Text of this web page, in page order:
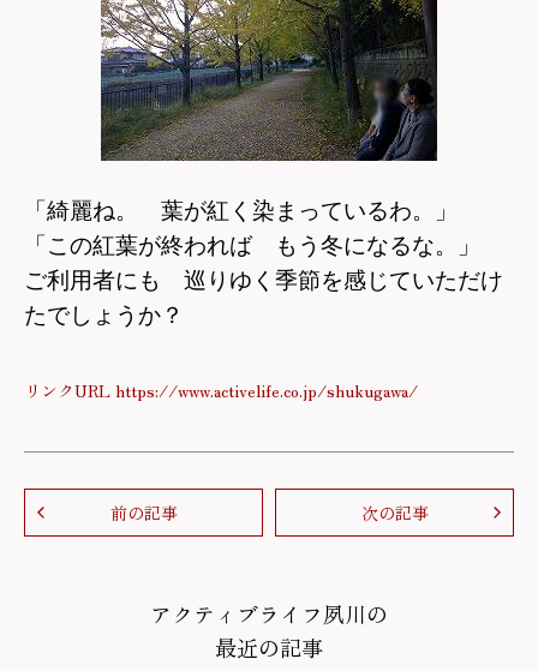
「綺麗ね。 葉が紅く染まっているわ。」
「この紅葉が終われば もう冬になるな。」
ご利用者にも 巡りゆく季節を感じていただけ
たでしょうか？
リンクURL https://www.activelife.co.jp/shukugawa/
前の記事 次の記事
アクティブライフ夙川の
最近の記事